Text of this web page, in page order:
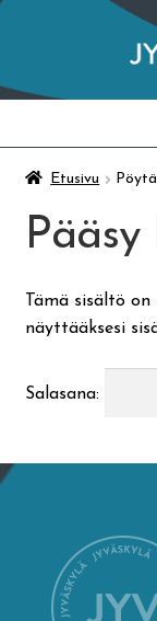
Taidemuseo &
Suomen
Skeittihalli
Taideapteekki
Etusivu
Tämä sisältö
näyttääksesi
Salasana: